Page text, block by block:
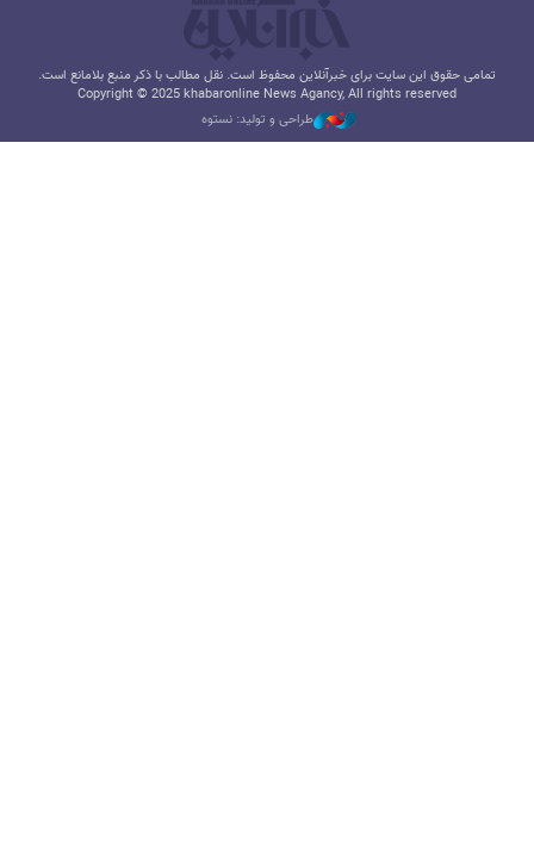
تمامی حقوق این سایت برای خبرآنلاین محفوظ است. نقل مطالب با ذکر منبع بلامانع است.
Copyright © 2025 khabaronline News Agancy, All rights reserved
طراحی و تولید: نستوه